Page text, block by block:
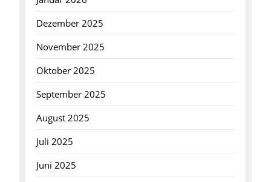
Dezember 2025
November 2025
Oktober 2025
September 2025
August 2025
Juli 2025
Juni 2025